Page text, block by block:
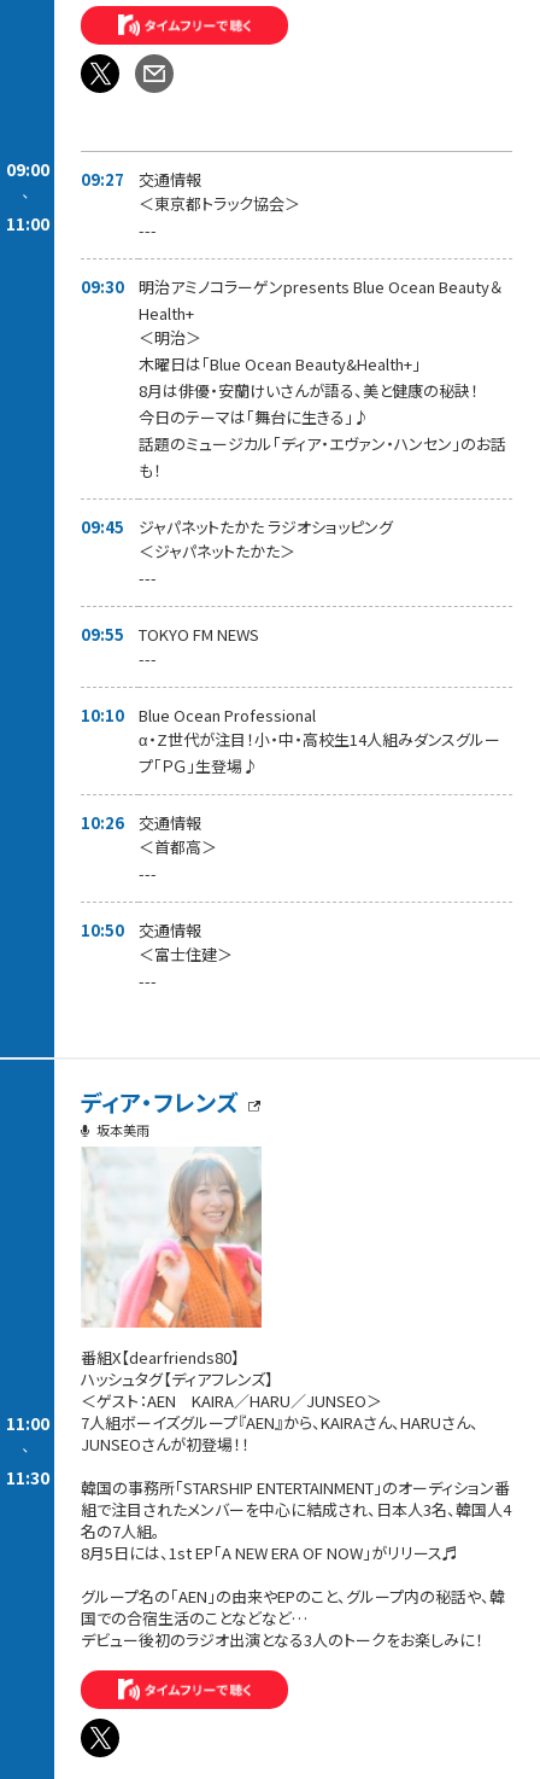
09:00
-
11:00
09:27
交通情報
＜東京都トラック協会＞
---
09:30
明治アミノコラーゲンpresents Blue Ocean Beauty＆
Health+
＜明治＞
木曜日は「Blue Ocean Beauty&Health+」
8月は俳優・安蘭けいさんが語る、美と健康の秘訣！
今日のテーマは「舞台に生きる」♪
話題のミュージカル「ディア・エヴァン・ハンセン」のお話
も！
09:45
ジャパネットたかた ラジオショッピング
＜ジャパネットたかた＞
---
09:55
TOKYO FM NEWS
---
10:10
Blue Ocean Professional
α・Z世代が注目！小・中・高校生14人組みダンスグルー
プ「ＰＧ」生登場♪
10:26
交通情報
＜首都高＞
---
10:50
交通情報
＜富士住建＞
---
11:00
-
11:30
ディア・フレンズ
坂本美雨
番組X【dearfriends80】
ハッシュタグ【ディアフレンズ】
＜ゲスト：AEN KAIRA／HARU／JUNSEO＞
7人組ボーイズグループ『AEN』から、KAIRAさん、HARUさん、
JUNSEOさんが初登場！！
韓国の事務所「STARSHIP ENTERTAINMENT」のオーディション番
組で注目されたメンバーを中心に結成され、日本人3名、韓国人4
名の7人組。
8月5日には、1st EP「A NEW ERA OF NOW」がリリース♬
グループ名の「AEN」の由来やEPのこと、グループ内の秘話や、韓
国での合宿生活のことなどなど…
デビュー後初のラジオ出演となる3人のトークをお楽しみに！